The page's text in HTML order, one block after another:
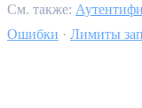
См. также:
Ошибки · Лимиты